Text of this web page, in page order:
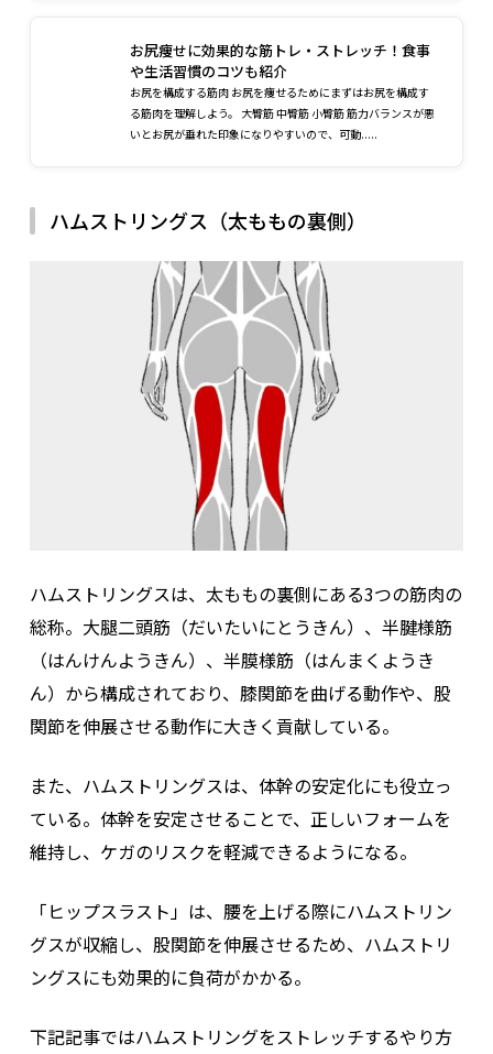
お尻痩せに効果的な筋トレ・ストレッチ！食事
や生活習慣のコツも紹介
お尻を構成する筋肉 お尻を痩せるためにまずはお尻を構成す
る筋肉を理解しよう。 大臀筋 中臀筋 小臀筋 筋力バランスが悪
いとお尻が垂れた印象になりやすいので、可動.....
ハムストリングス（太ももの裏側）
ハムストリングスは、太ももの裏側にある3つの筋肉の
総称。大腿二頭筋（だいたいにとうきん）、半腱様筋
（はんけんようきん）、半膜様筋（はんまくようき
ん）から構成されており、膝関節を曲げる動作や、股
関節を伸展させる動作に大きく貢献している。
また、ハムストリングスは、体幹の安定化にも役立っ
ている。体幹を安定させることで、正しいフォームを
維持し、ケガのリスクを軽減できるようになる。
「ヒップスラスト」は、腰を上げる際にハムストリン
グスが収縮し、股関節を伸展させるため、ハムストリ
ングスにも効果的に負荷がかかる。
下記記事ではハムストリングをストレッチするやり方